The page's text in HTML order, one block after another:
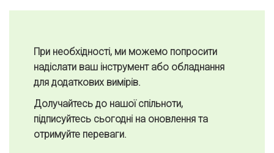
При необхідності, ми можемо попросити
надіслати ваш інструмент або обладнання
для додаткових вимірів.
Долучайтесь до нашої спільноти,
підписуйтесь сьогодні на оновлення та
отримуйте переваги.